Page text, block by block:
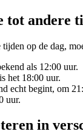
tot andere
op de dag,
als 12:00 uur.
het 18:00 uur.
echt begint, om
uur.
in